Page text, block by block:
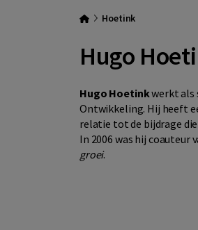
Hoetink
Hugo
Hugo Hoetinkwerkt als
Ontwikkeling. Hij heeft
relatie tot de bijdrage
In 2006 was hij coauteur
groei.